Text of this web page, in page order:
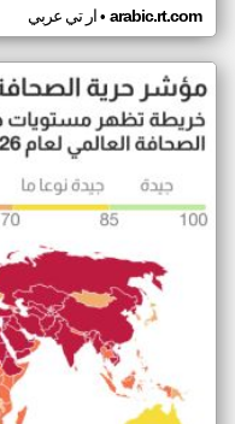
ار تي عربي• arabic.rt.com